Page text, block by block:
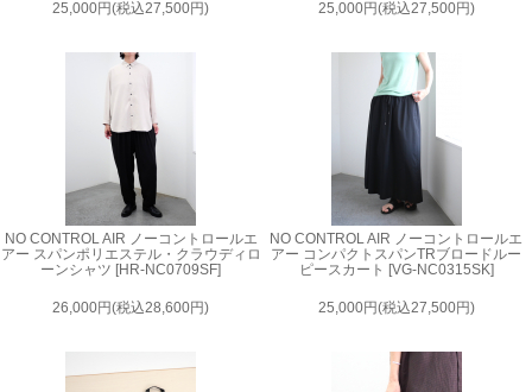
25,000円(税込27,500円)
25,000円(税込27,500円)
NO CONTROL AIR ノーコントロールエ
アー スパンポリエステル・クラウディロ
ーンシャツ [HR-NC0709SF]
26,000円(税込28,600円)
NO CONTROL AIR ノーコントロールエ
アー コンパクトスパンTRブロードルー
ピースカート [VG-NC0315SK]
25,000円(税込27,500円)